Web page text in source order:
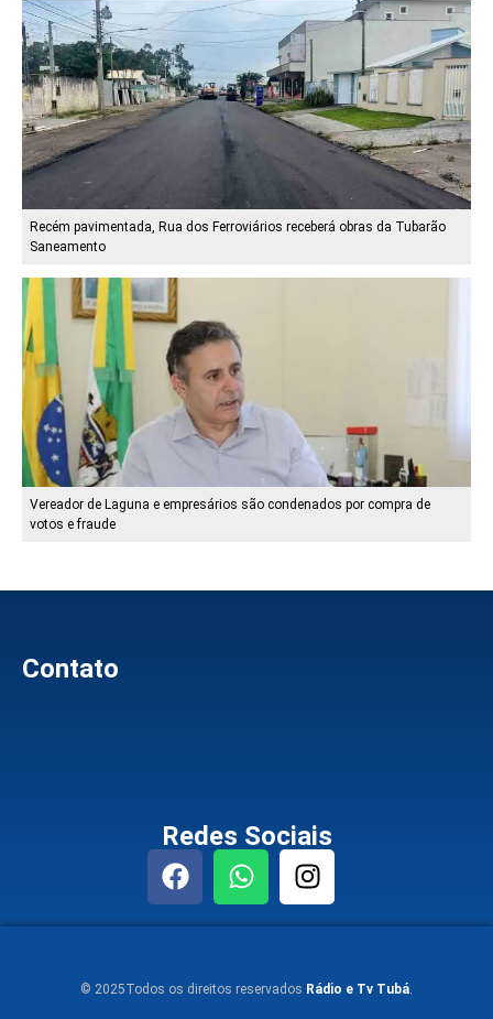
Recém pavimentada, Rua dos Ferroviários receberá obras da Tubarão
Saneamento
Vereador de Laguna e empresários são condenados por compra de
votos e fraude
Contato
Redes Sociais
© 2025Todos os direitos reservados Rádio e Tv Tubá.